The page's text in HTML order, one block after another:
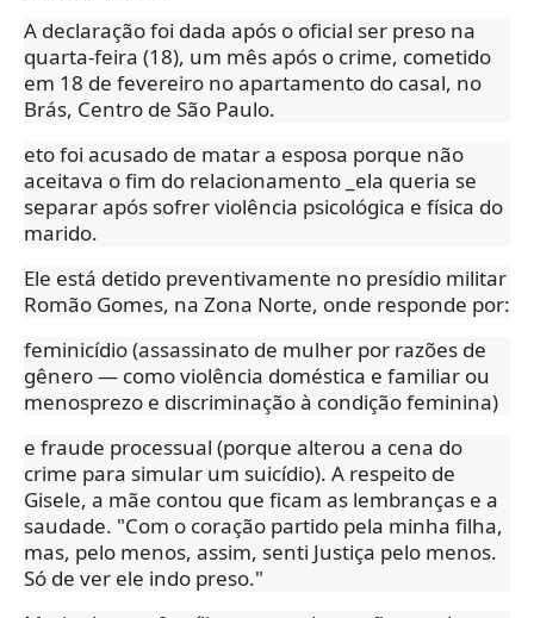
A declaração foi dada após o oficial ser preso na
quarta-feira (18), um mês após o crime, cometido
em 18 de fevereiro no apartamento do casal, no
Brás, Centro de São Paulo.
eto foi acusado de matar a esposa porque não
aceitava o fim do relacionamento _ela queria se
separar após sofrer violência psicológica e física do
marido.
Ele está detido preventivamente no presídio militar
Romão Gomes, na Zona Norte, onde responde por:
feminicídio (assassinato de mulher por razões de
gênero — como violência doméstica e familiar ou
menosprezo e discriminação à condição feminina)
e fraude processual (porque alterou a cena do
crime para simular um suicídio). A respeito de
Gisele, a mãe contou que ficam as lembranças e a
saudade. "Com o coração partido pela minha filha,
mas, pelo menos, assim, senti Justiça pelo menos.
Só de ver ele indo preso."